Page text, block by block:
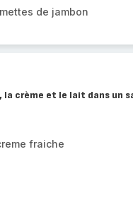
de jambon
crème et le lait dans un
fraiche